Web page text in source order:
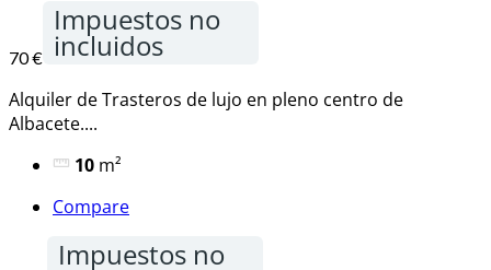
70 €
Impuestos no
incluidos
Alquiler de Trasteros de lujo en pleno centro de
Albacete....
10 m²
Compare
Impuestos no